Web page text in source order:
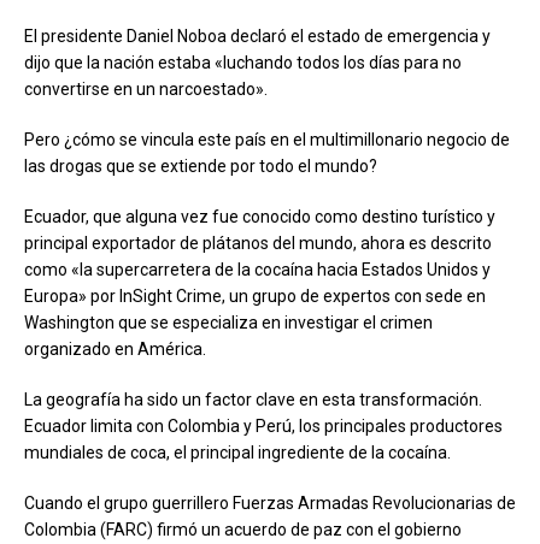
El presidente Daniel Noboa declaró el estado de emergencia y
dijo que la nación estaba «luchando todos los días para no
convertirse en un narcoestado».
Pero ¿cómo se vincula este país en el multimillonario negocio de
las drogas que se extiende por todo el mundo?
Ecuador, que alguna vez fue conocido como destino turístico y
principal exportador de plátanos del mundo, ahora es descrito
como «la supercarretera de la cocaína hacia Estados Unidos y
Europa» por InSight Crime, un grupo de expertos con sede en
Washington que se especializa en investigar el crimen
organizado en América.
La geografía ha sido un factor clave en esta transformación.
Ecuador limita con Colombia y Perú, los principales productores
mundiales de coca, el principal ingrediente de la cocaína.
Cuando el grupo guerrillero Fuerzas Armadas Revolucionarias de
Colombia (FARC) firmó un acuerdo de paz con el gobierno